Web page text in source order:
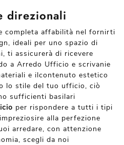
direzionali
completa affabilità nel fornirti
ideali per uno spazio di
ti assicurerà di ricevere
a Arredo Ufficio e scrivanie
e ilcontenuto estetico
lo stile del tuo ufficio, ciò
sufficienti basilari
per rispondere a tutti i tipi
alla perfezione
arredare, con attenzione
scegli da noi